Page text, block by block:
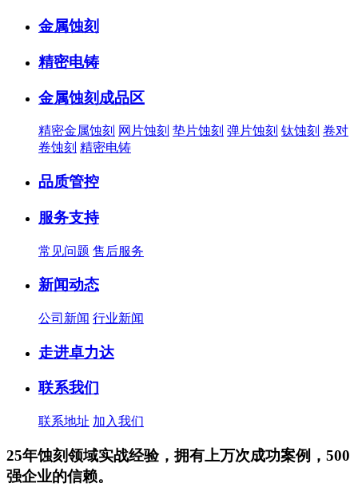
金属蚀刻
精密电铸
金属蚀刻成品区
精密金属蚀刻 网片蚀刻 垫片蚀刻 弹片蚀刻 钛蚀刻 卷对
卷蚀刻 精密电铸
品质管控
服务支持
常见问题 售后服务
新闻动态
公司新闻 行业新闻
走进卓力达
联系我们
联系地址 加入我们
25年蚀刻领域实战经验，拥有上万次成功案例，500
强企业的信赖。